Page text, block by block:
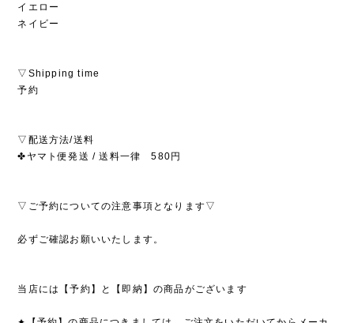
イエロー
ネイビー
▽Shipping time
予約
▽配送方法/送料
✤ヤマト便発送 / 送料一律 580円
▽ご予約についての注意事項となります▽
必ずご確認お願いいたします。
当店には【予約】と【即納】の商品がございます